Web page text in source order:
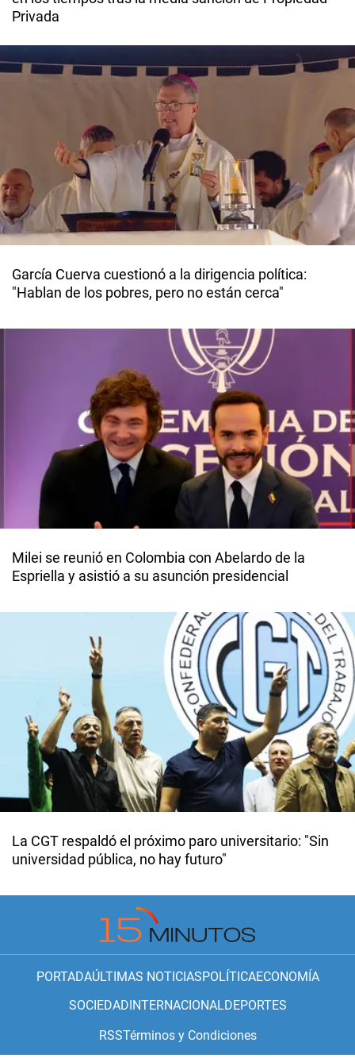
Privada
García Cuerva cuestionó a la dirigencia política:
"Hablan de los pobres, pero no están cerca"
Milei se reunió en Colombia con Abelardo de la
Espriella y asistió a su asunción presidencial
La CGT respaldó el próximo paro universitario: "Sin
universidad pública, no hay futuro"
PORTADAÚLTIMAS NOTICIASPOLÍTICAECONOMÍA
SOCIEDADINTERNACIONALDEPORTES
RSSTérminos y Condiciones